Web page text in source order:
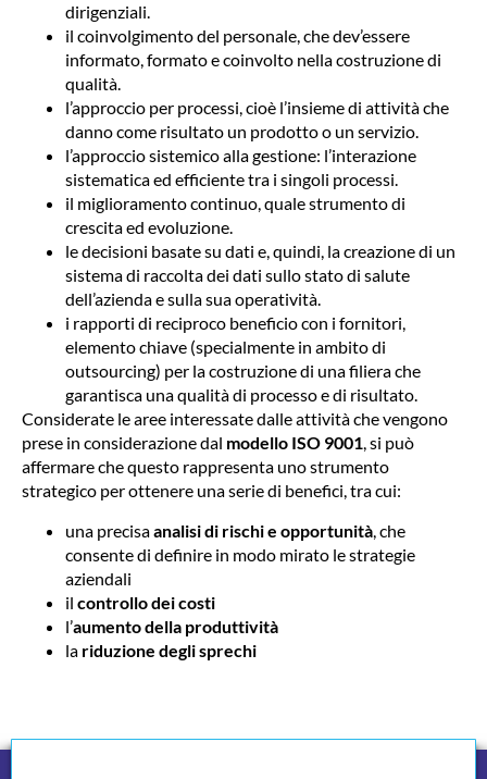
dirigenziali.
il coinvolgimento del personale, che dev’essere
informato, formato e coinvolto nella costruzione di
qualità.
l’approccio per processi, cioè l’insieme di attività che
danno come risultato un prodotto o un servizio.
l’approccio sistemico alla gestione: l’interazione
sistematica ed efficiente tra i singoli processi.
il miglioramento continuo, quale strumento di
crescita ed evoluzione.
le decisioni basate su dati e, quindi, la creazione di un
sistema di raccolta dei dati sullo stato di salute
dell’azienda e sulla sua operatività.
i rapporti di reciproco beneficio con i fornitori,
elemento chiave (specialmente in ambito di
outsourcing) per la costruzione di una filiera che
garantisca una qualità di processo e di risultato.
Considerate le aree interessate dalle attività che vengono
prese in considerazione dal modello ISO 9001, si può
affermare che questo rappresenta uno strumento
strategico per ottenere una serie di benefici, tra cui:
una precisaanalisi di rischi e opportunità , che
consente di definire in modo mirato le strategie
aziendali
il controllo dei costi
l’aumento della produttività
la riduzione degli sprechi